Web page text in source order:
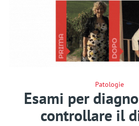
Patologie
Esami per
controllare il